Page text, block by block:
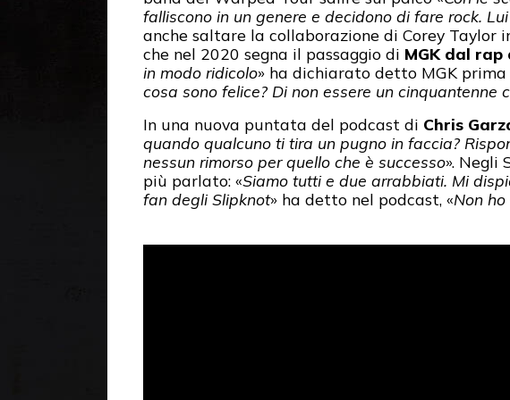
falliscono in un genere e decidono di fare rock.
anche saltare la collaborazione di Corey Taylor
che nel 2020 segna il passaggio di MGK dal rap
in modo ridicolo» ha dichiarato detto MGK
cosa sono felice? Di non essere un
In una nuova puntata del podcast di Chris
quando qualcuno ti tira un pugno in faccia?
nessun rimorso per quello che è successo». Negli
più parlato: «Siamo tutti e due arrabbiati. Mi
fan degli Slipknot» ha detto nel podcast, «Non